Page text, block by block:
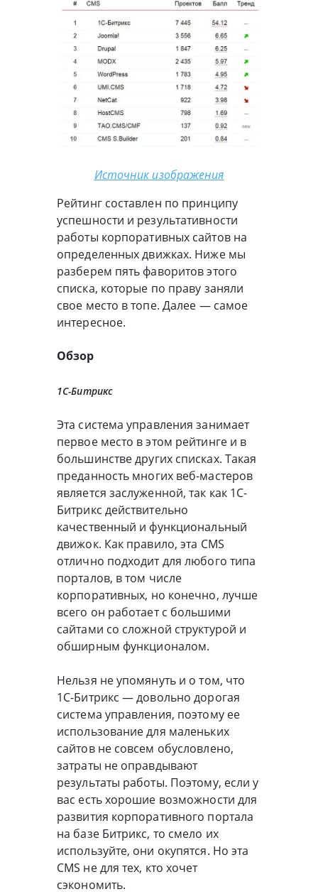
Источник изображения
Рейтинг составлен по принципу
успешности и результативности
работы корпоративных сайтов на
определенных движках. Ниже мы
разберем пять фаворитов этого
списка, которые по праву заняли
свое место в топе. Далее — самое
интересное.
Обзор
1С-Битрикс
Эта система управления занимает
первое место в этом рейтинге и в
большинстве других списках. Такая
преданность многих веб-мастеров
является заслуженной, так как 1С-
Битрикс действительно
качественный и функциональный
движок. Как правило, эта CMS
отлично подходит для любого типа
порталов, в том числе
корпоративных, но конечно, лучше
всего он работает с большими
сайтами со сложной структурой и
обширным функционалом.
Нельзя не упомянуть и о том, что
1С-Битрикс — довольно дорогая
система управления, поэтому ее
использование для маленьких
сайтов не совсем обусловлено,
затраты не оправдывают
результаты работы. Поэтому, если у
вас есть хорошие возможности для
развития корпоративного портала
на базе Битрикс, то смело их
используйте, они окупятся. Но эта
CMS не для тех, кто хочет
сэкономить.